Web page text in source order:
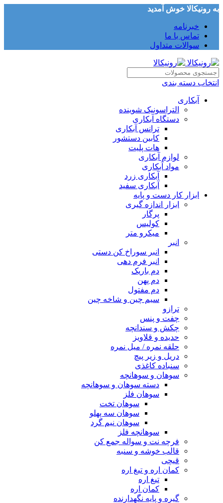
به رونیکالا خوش آمدید
خبرنامه
تماس با ما
سوالات متداول
انتخاب دسته بندی
آبکاری
التراسونیک شوینده
دستگاه آبکاری
ترانس آبکاری
کابین دستشور
هات پلیت
لوازم آبکاری
مواد آبکاری
آبکاری زرد
آبکاری سفید
ابزار کار دست و پایه
ابزار اندازه گیری
پرگار
کولیس
میکرو متر
انبر
انبر سوراخ کن دستی
انبر فرم دهی
دم باریک
دم پهن
دم مفتول
سیم چین و شاخه چین
ترازو
چفت و پنس
چکش و سندانچه
حدیده و قلاویز
حلقه نمره / میل نمره
دریل و زیر پیچ
سنباده کاغذی
سوهان و سوهانچه
دسته سوهان و سوهانچه
سوهان فلز
سوهان تخت
سوهان سه پهلو
سوهان نیم گرد
سوهانچه فلز
فرچه نت و سواله جمع کن
قالب خوشه و سنبه
قیچی
کمان اره و تیغ اره
تیغ اره
کمان اره
گیره و پایه نگهدارنده